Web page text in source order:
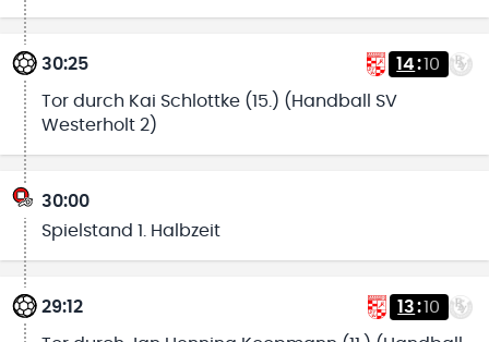
30:25 14:10
Tor durch Kai Schlottke (15.) (Handball SV
Westerholt 2)
30:00
Spielstand 1. Halbzeit
29:12 13:10